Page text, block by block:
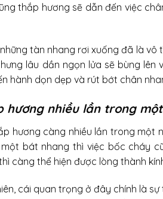
thắp hương sẽ dẫn đến việc
tàn nhang rơi xuống đã là
lâu dần ngọn lửa sẽ bùng lên
hành dọn dẹp và rút bớt chân
hương nhiều lần trong
hương càng nhiều lần trong một
bát nhang thì việc bốc cháy
càng thể hiện được lòng thành
cái quan trọng ở đây chính là